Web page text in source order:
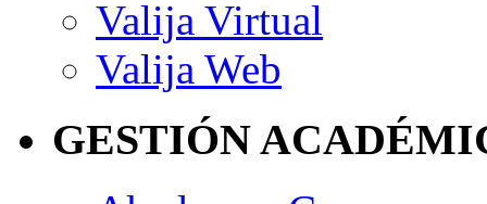
Valija Virtual
Valija Web
GESTIÓN